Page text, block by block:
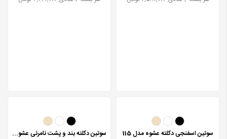
سوتین اسفنجی دکلته عشوه مدل 115